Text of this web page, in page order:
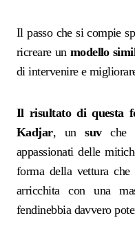
Il passo che si compie
ricreare un modello
di intervenire e
Il risultato di questa
Kadjar, unsuvche
appassionati delle
forma della vettura che
arricchita con una
fendinebbia davvero